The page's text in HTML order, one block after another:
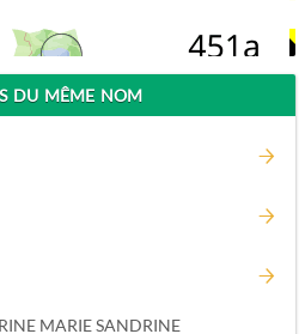
DU MÊME NOM
MARIE SANDRINE